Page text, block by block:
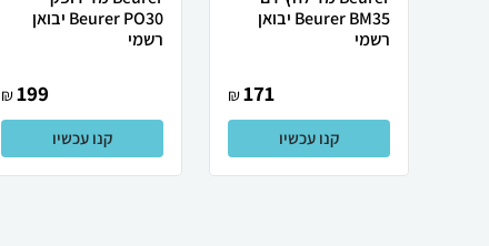
Beurer BM35 יבואן
רשמי
171
₪
קנו עכשיו
Beurer PO30 יבואן
רשמי
199
₪
קנו עכשיו